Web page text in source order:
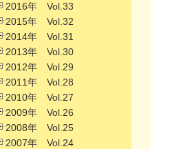
2016年 Vol.33
2015年 Vol.32
2014年 Vol.31
2013年 Vol.30
2012年 Vol.29
2011年 Vol.28
2010年 Vol.27
2009年 Vol.26
2008年 Vol.25
2007年 Vol.24